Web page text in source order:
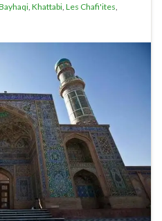
, Khattabi, Les Chafi'ites,